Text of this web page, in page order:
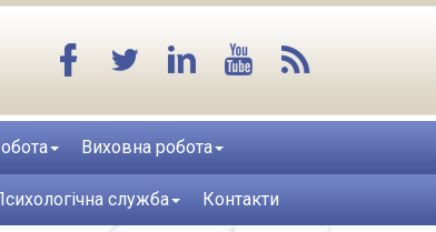
Виховна робота
служба Контакти